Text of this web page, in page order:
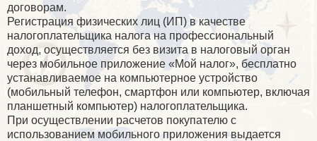
договорам.
Регистрация физических лиц (ИП) в качестве
налогоплательщика налога на профессиональный
доход, осуществляется без визита в налоговый орган
через мобильное приложение «Мой налог», бесплатно
устанавливаемое на компьютерное устройство
(мобильный телефон, смартфон или компьютер, включая
планшетный компьютер) налогоплательщика.
При осуществлении расчетов покупателю с
использованием мобильного приложения выдается